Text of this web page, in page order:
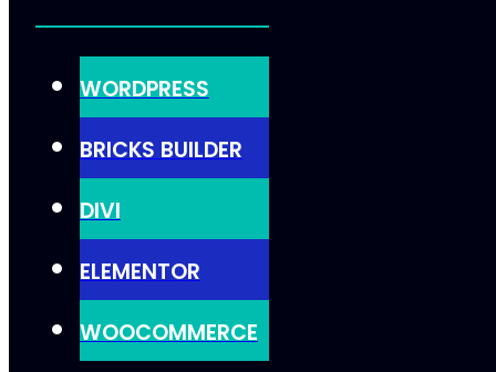
WORDPRESS
BRICKS BUILDER
DIVI
ELEMENTOR
WOOCOMMERCE